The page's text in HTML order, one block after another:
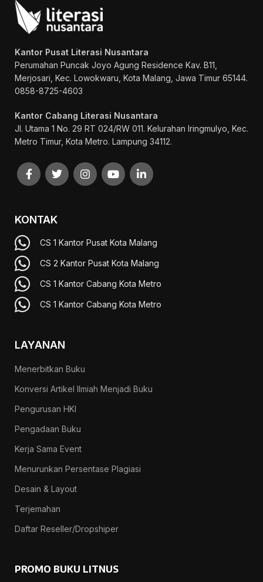
Kantor Pusat Literasi Nusantara
Perumahan Puncak Joyo Agung Residence Kav. B11,
Merjosari, Kec. Lowokwaru, Kota Malang, Jawa Timur 65144.
0858-8725-4603
Kantor Cabang Literasi Nusantara
Jl. Utama 1 No. 29 RT 024/RW 011. Kelurahan Iringmulyo, Kec.
Metro Timur, Kota Metro. Lampung 34112.
KONTAK
CS 1 Kantor Pusat Kota Malang
CS 2 Kantor Pusat Kota Malang
CS 1 Kantor Cabang Kota Metro
CS 1 Kantor Cabang Kota Metro
LAYANAN
Menerbitkan Buku
Konversi Artikel Ilmiah Menjadi Buku
Pengurusan HKI
Pengadaan Buku
Kerja Sama Event
Menurunkan Persentase Plagiasi
Desain & Layout
Terjemahan
Daftar Reseller/Dropshiper
PROMO BUKU LITNUS